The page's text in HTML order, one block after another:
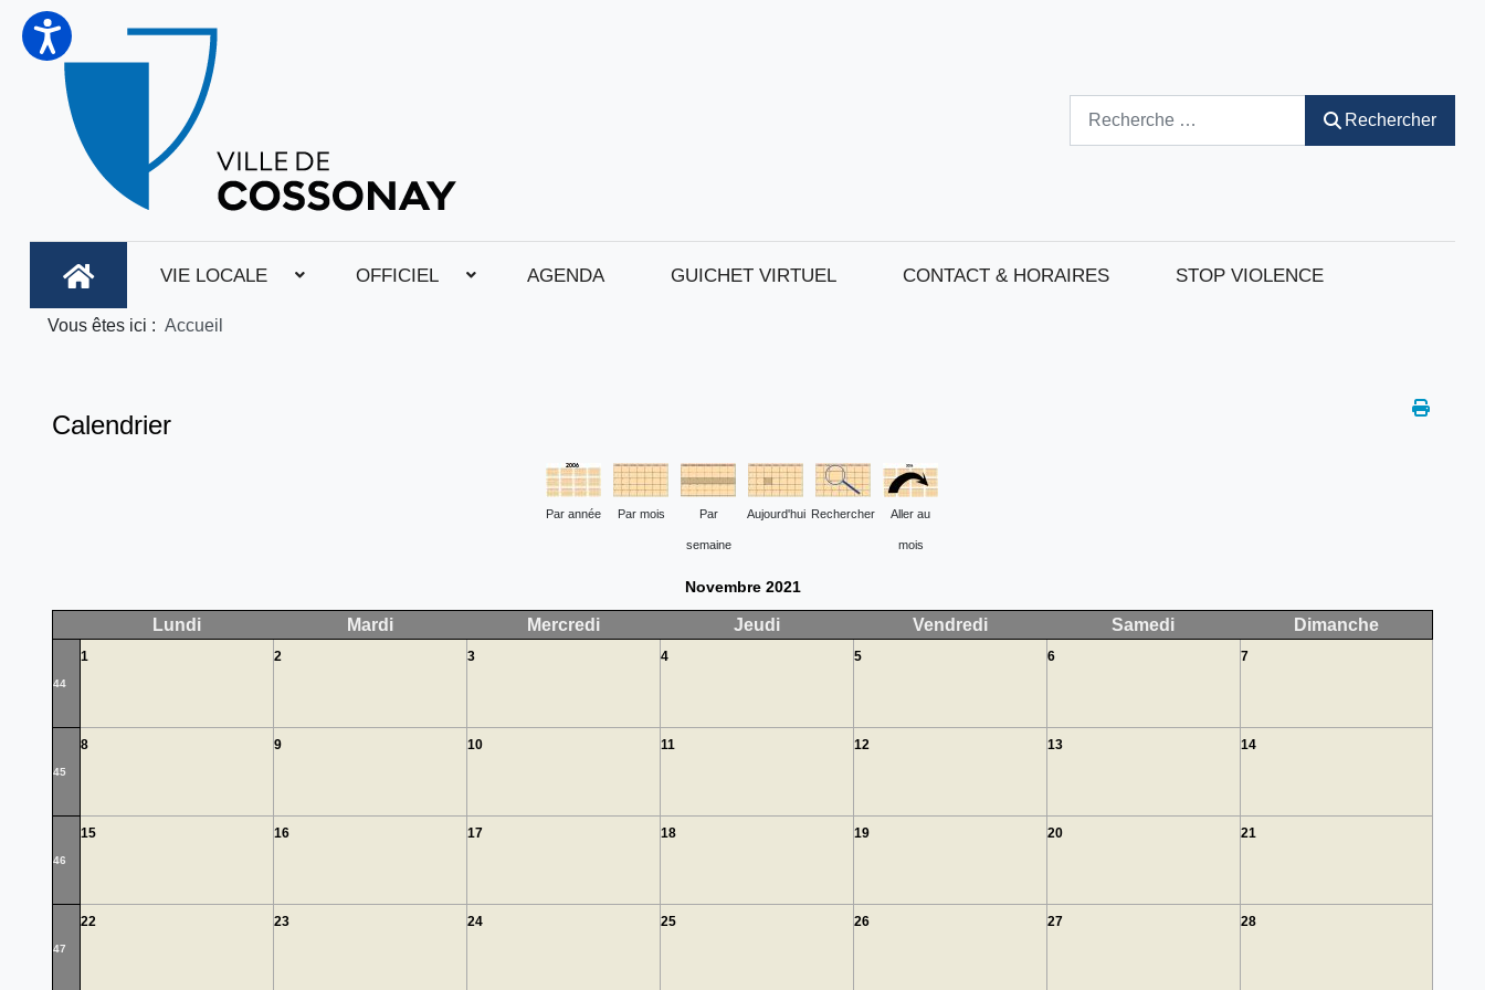
Rechercher
VIE LOCALE OFFICIEL AGENDA GUICHET VIRTUEL CONTACT & HORAIRES STOP VIOLENCE
Vous êtes ici : Accueil
Calendrier
Par année Par mois Par
semaine
Aujourd'hui Rechercher Aller au
mois
Novembre 2021
Lundi Mardi Mercredi Jeudi Vendredi Samedi Dimanche
44
1 2 3 4 5 6 7
45
8 9 10 11 12 13 14
46
15 16 17 18 19 20 21
47
22 23 24 25 26 27 28